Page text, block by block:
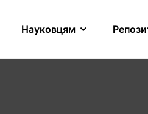
Науковцям